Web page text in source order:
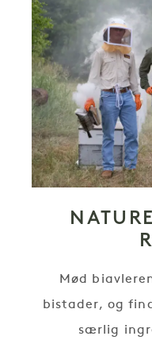
Mød
bistader, og
særlig